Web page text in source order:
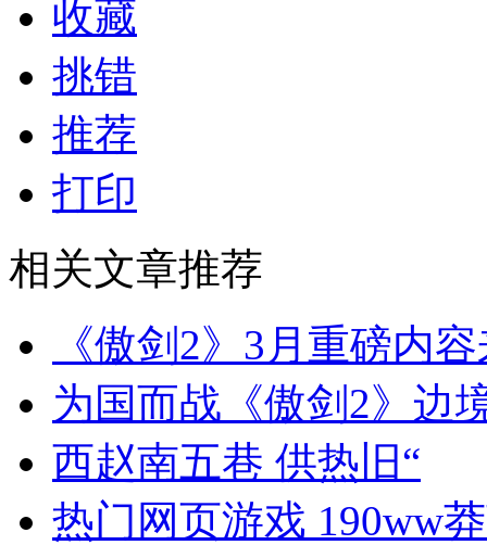
收藏
挑错
推荐
打印
相关文章推荐
《傲剑2》3月重磅内
为国而战《傲剑2》边
西赵南五巷 供热旧“
热门网页游戏 190ww